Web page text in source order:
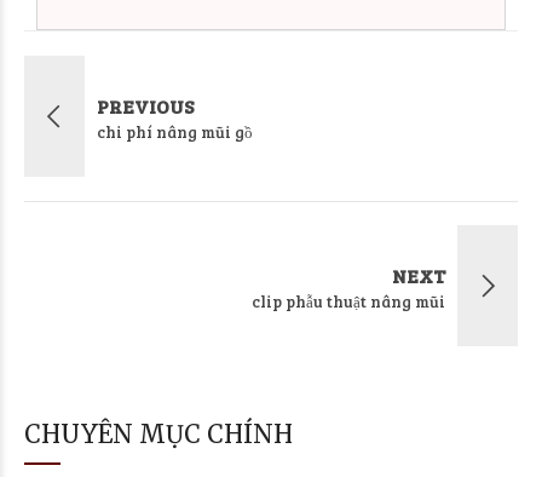
PREVIOUS
chi phí nâng mũi gồ
NEXT
clip phẫu thuật nâng mũi
CHUYÊN MỤC CHÍNH